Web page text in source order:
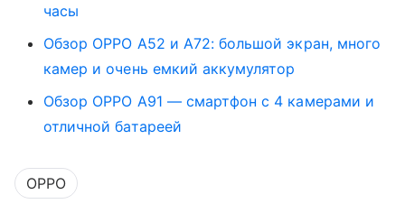
часы
Обзор OPPO A52 и A72: большой экран, много
камер и очень емкий аккумулятор
Обзор OPPO A91 — смартфон с 4 камерами и
отличной батареей
OPPO